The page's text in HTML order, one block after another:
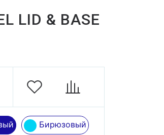
LID & BASE
Бирюзовый